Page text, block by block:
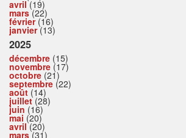
avril(19)
mars(22)
février(16)
janvier(13)
2025
décembre (15)
novembre (17)
octobre (21)
septembre (22)
août (14)
juillet(28)
juin (16)
mai (20)
avril(20)
mars(31)